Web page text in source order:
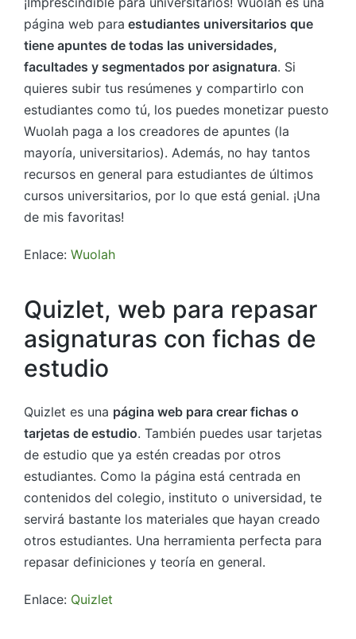
página web para estudiantes universitarios que
tiene apuntes de todas las universidades,
facultades y segmentados por asignatura. Si
quieres subir tus resúmenes y compartirlo con
estudiantes como tú, los puedes monetizar puesto
Wuolah paga a los creadores de apuntes (la
mayoría, universitarios). Además, no hay tantos
recursos en general para estudiantes de últimos
cursos universitarios, por lo que está genial. ¡Una
de mis favoritas!
Enlace: Wuolah
Quizlet, web para repasar
asignaturas con fichas de
estudio
Quizlet es una página web para crear fichas o
tarjetas de estudio. También puedes usar tarjetas
de estudio que ya estén creadas por otros
estudiantes. Como la página está centrada en
contenidos del colegio, instituto o universidad, te
servirá bastante los materiales que hayan creado
otros estudiantes. Una herramienta perfecta para
repasar definiciones y teoría en general.
Enlace: Quizlet